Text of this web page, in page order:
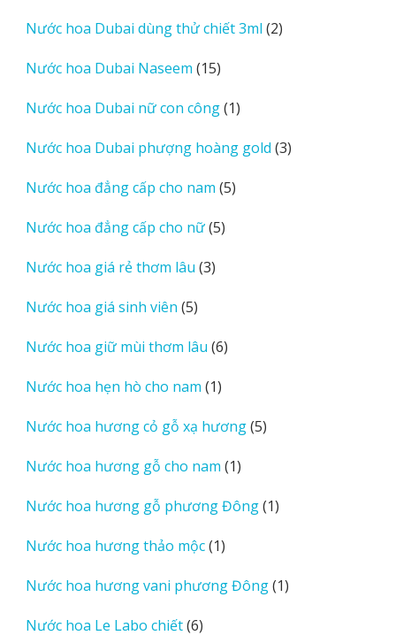
phẩm
Nước hoa Dubai dùng thử chiết 3ml 22
Nước hoa Dubai Naseem 1515
phẩm
Nước hoa Dubai nữ con công 11
phẩm
Nước hoa Dubai phượng hoàng gold 33
Nước hoa đẳng cấp cho nam 55
Nước hoa đẳng cấp cho nữ 55
Nước hoa giá rẻ thơm lâu 33
Nước hoa giá sinh viên 55
phẩm
Nước hoa giữ mùi thơm lâu 66
Nước hoa hẹn hò cho nam 11
phẩm
Nước hoa hương cỏ gỗ xạ hương 55
Nước hoa hương gỗ cho nam 11
phẩm
Nước hoa hương gỗ phương Đông 11
Nước hoa hương thảo mộc 11
phẩm
Nước hoa hương vani phương Đông 11
Nước hoa Le Labo chiết 66